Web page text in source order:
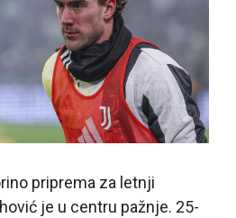
priprema za letnji
je u centru pažnje. 25-